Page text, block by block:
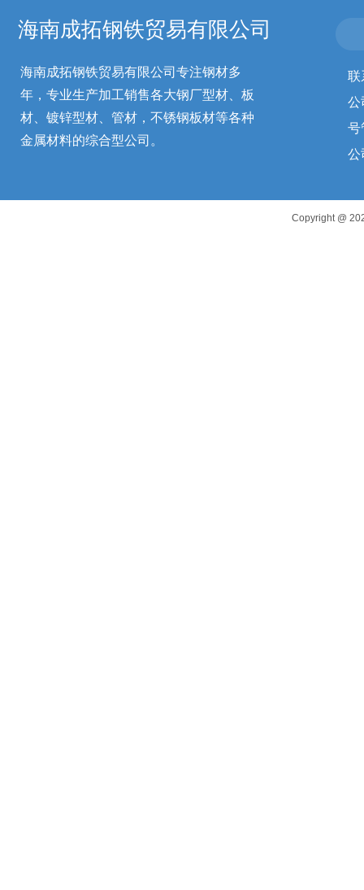
海南成拓钢铁贸易有限公司专注钢材多
年，专业生产加工销售各大钢厂型材、板
材、镀锌型材、管材，不锈钢板材等各种
金属材料的综合型公司。
联
公
号
公
海南成拓钢铁贸易有限公司
Copyright @